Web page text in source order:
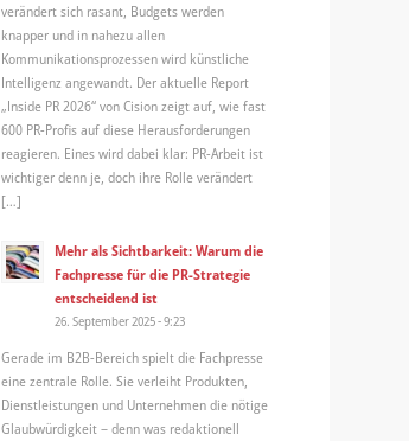
verändert sich rasant, Budgets werden
knapper und in nahezu allen
Kommunikationsprozessen wird künstliche
Intelligenz angewandt. Der aktuelle Report
„Inside PR 2026“ von Cision zeigt auf, wie fast
600 PR-Profis auf diese Herausforderungen
reagieren. Eines wird dabei klar: PR-Arbeit ist
wichtiger denn je, doch ihre Rolle verändert
[…]
Mehr als Sichtbarkeit: Warum die
Fachpresse für die PR-Strategie
entscheidend ist
26. September 2025 - 9:23
Gerade im B2B-Bereich spielt die Fachpresse
eine zentrale Rolle. Sie verleiht Produkten,
Dienstleistungen und Unternehmen die nötige
Glaubwürdigkeit – denn was redaktionell